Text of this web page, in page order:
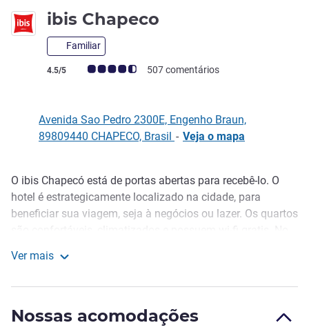
ibis Chapeco
Familiar
Classificação clientes Avis (Classificação ALL)
4.5/5 507 comentários
Avenida Sao Pedro 2300E, Engenho Braun,
89809440 CHAPECO, Brasil - Veja o mapa
Descrição
O ibis Chapecó está de portas abertas para recebê-lo. O
hotel é estrategicamente localizado na cidade, para
beneficiar sua viagem, seja à negócios ou lazer. Os quartos
são servidos à lá carté. Todos opcionais. Também possui
vindo, mediante taxas!
Ver mais
Nossas acomodações